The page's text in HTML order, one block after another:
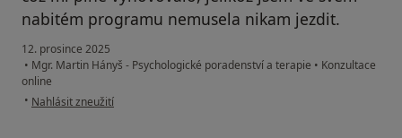
nabitém programu nemusela nikam jezdit.
12. prosince 2025
• Mgr. Martin Hányš - Psychologické poradenství a terapie • Konzultace
online
• podle názoru uživatele Cecílie
Nahlásit zneužití